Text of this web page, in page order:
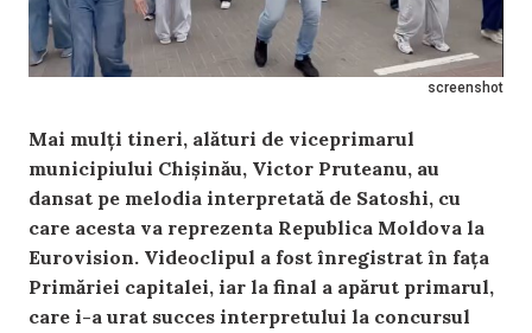
screenshot
Mai mulți tineri, alături de viceprimarul
municipiului Chișinău, Victor Pruteanu, au
dansat pe melodia interpretată de Satoshi, cu
care acesta va reprezenta Republica Moldova la
Eurovision. Videoclipul a fost înregistrat în fața
Primăriei capitalei, iar la final a apărut primarul,
care i-a urat succes interpretului la concursul